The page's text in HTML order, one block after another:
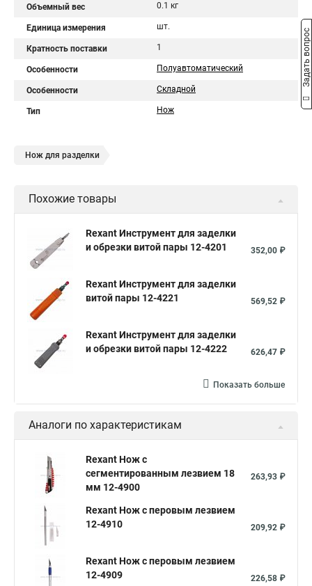
Объемный вес 0.1 кг
Единица измерения шт.
Кратность поставки 1
Особенности Полуавтоматический
Особенности Складной
Тип Нож
Нож для разделки
Похожие товары
Rexant Инструмент для заделки
и обрезки витой пары 12-4201
352,00 ₽
Rexant Инструмент для заделки
витой пары 12-4221
569,52 ₽
Rexant Инструмент для заделки
и обрезки витой пары 12-4222
626,47 ₽
Показать больше
Аналоги по характеристикам
Rexant Нож с
сегментированным лезвием 18
мм 12-4900
263,93 ₽
Rexant Нож с перовым лезвием
12-4910
209,92 ₽
Rexant Нож с перовым лезвием
12-4909
226,58 ₽
Задать вопрос